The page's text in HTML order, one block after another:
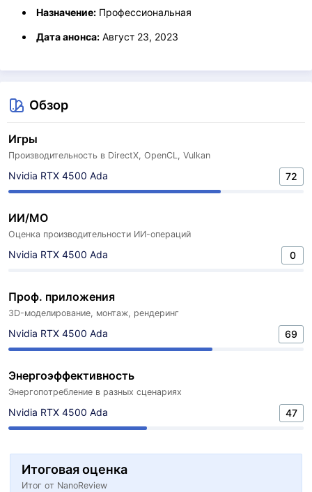
Назначение: Профессиональная
Дата анонса: Август 23, 2023
Обзор
Игры
Производительность в DirectX, OpenCL, Vulkan
Nvidia RTX 4500 Ada 72
ИИ/МО
Оценка производительности ИИ-операций
Nvidia RTX 4500 Ada 0
Проф. приложения
3D-моделирование, монтаж, рендеринг
Nvidia RTX 4500 Ada 69
Энергоэффективность
Энергопотребление в разных сценариях
Nvidia RTX 4500 Ada 47
Итоговая оценка
Итог от NanoReview